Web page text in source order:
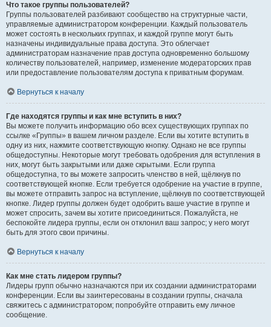
Что такое группы пользователей?
Группы пользователей разбивают сообщество на структурные части,
управляемые администратором конференции. Каждый пользователь
может состоять в нескольких группах, и каждой группе могут быть
назначены индивидуальные права доступа. Это облегчает
администраторам назначение прав доступа одновременно большому
количеству пользователей, например, изменение модераторских прав
или предоставление пользователям доступа к приватным форумам.
Вернуться к началу
Где находятся группы и как мне вступить в них?
Вы можете получить информацию обо всех существующих группах по
ссылке «Группы» в вашем личном разделе. Если вы хотите вступить в
одну из них, нажмите соответствующую кнопку. Однако не все группы
общедоступны. Некоторые могут требовать одобрения для вступления в
них, могут быть закрытыми или даже скрытыми. Если группа
общедоступна, то вы можете запросить членство в ней, щёлкнув по
соответствующей кнопке. Если требуется одобрение на участие в группе,
вы можете отправить запрос на вступление, щёлкнув по соответствующей
кнопке. Лидер группы должен будет одобрить ваше участие в группе и
может спросить, зачем вы хотите присоединиться. Пожалуйста, не
беспокойте лидера группы, если он отклонил ваш запрос; у него могут
быть для этого свои причины.
Вернуться к началу
Как мне стать лидером группы?
Лидеры групп обычно назначаются при их создании администраторами
конференции. Если вы заинтересованы в создании группы, сначала
свяжитесь с администратором; попробуйте отправить ему личное
сообщение.